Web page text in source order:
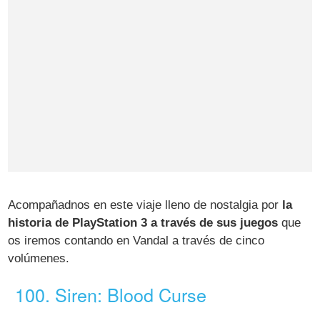
Acompañadnos en este viaje lleno de nostalgia por la
historia de PlayStation 3 a través de sus juegos que
os iremos contando en Vandal a través de cinco
volúmenes.
100. Siren: Blood Curse